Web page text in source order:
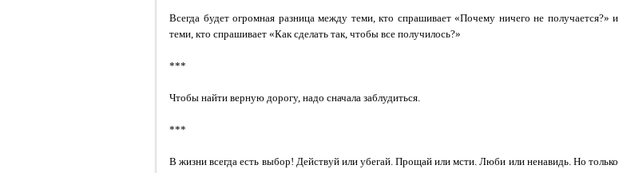
Всегда будет огромная разница между теми, кто спрашивает «Почему ничего не получается?» и
теми, кто спрашивает «Как сделать так, чтобы все получилось?»
***
Чтобы найти верную дорогу, надо сначала заблудиться.
***
В жизни всегда есть выбор! Действуй или убегай. Прощай или мсти. Люби или ненавидь. Но только